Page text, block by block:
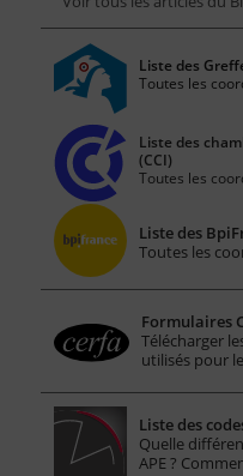
Liste des
Toutes les
Liste des
(CCI)
Toutes les
Liste des
Toutes les
Formulaires
Télécharger
utilisés pour
Liste des
Quelle
APE ?